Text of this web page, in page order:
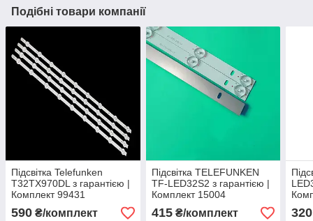
Подібні товари компанії
Підсвітка Telefunken
T32TX970DL з гарантією |
Комплект 99431
590 ₴/комплект
Підсвітка TELEFUNKEN
TF-LED32S2 з гарантією |
Комплект 15004
415₴/комплект 320